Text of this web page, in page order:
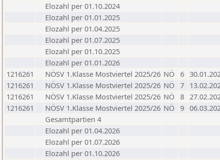
Elozahl per 01.10.2024
Elozahl per 01.01.2025
Elozahl per 01.04.2025
Elozahl per 01.07.2025
Elozahl per 01.10.2025
Elozahl per 01.01.2026
1216261
NÖSV 1.Klasse Mostviertel 2025/26 NÖ 6
1216261
NÖSV 1.Klasse Mostviertel 2025/26 NÖ 7
1216261
NÖSV 1.Klasse Mostviertel 2025/26 NÖ 8
1216261
NÖSV 1.Klasse Mostviertel 2025/26 NÖ 9
Gesamtpartien 4
Elozahl per 01.04.2026
Elozahl per 01.07.2026
Elozahl per 01.10.2026